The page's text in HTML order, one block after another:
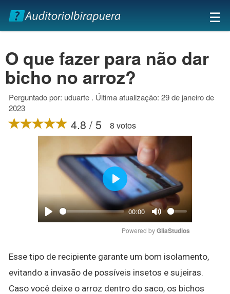
×
☰
O que fazer para não dar
bicho no arroz?
Perguntado por: uduarte . Última atualização: 29 de janeiro de
2023
4.8 / 5 8 votos
Play
00:00
Mute
Play
Powered by GliaStudios
Esse tipo de recipiente garante um bom isolamento,
evitando a invasão de possíveis insetos e sujeiras.
Caso você deixe o arroz dentro do saco, os bichos